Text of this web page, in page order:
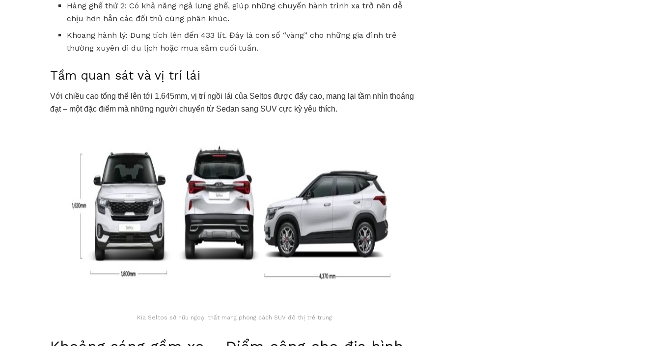
Hàng ghế thứ 2: Có khả năng ngả lưng ghế, giúp những chuyến hành trình xa trở nên dễ
chịu hơn hẳn các đối thủ cùng phân khúc.
Khoang hành lý: Dung tích lên đến 433 lít. Đây là con số “vàng” cho những gia đình trẻ
thường xuyên đi du lịch hoặc mua sắm cuối tuần.
Tầm quan sát và vị trí lái
Với chiều cao tổng thể lên tới 1.645mm, vị trí ngồi lái của Seltos được đẩy cao, mang lại tầm nhìn thoáng
đạt – một đặc điểm mà những người chuyển từ Sedan sang SUV cực kỳ yêu thích.
Kia Seltos sở hữu ngoại thất mang phong cách SUV đô thị trẻ trung